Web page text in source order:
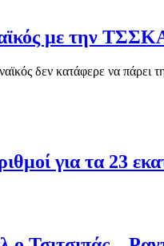
με την
δεν κατάφερε να
για τα 23